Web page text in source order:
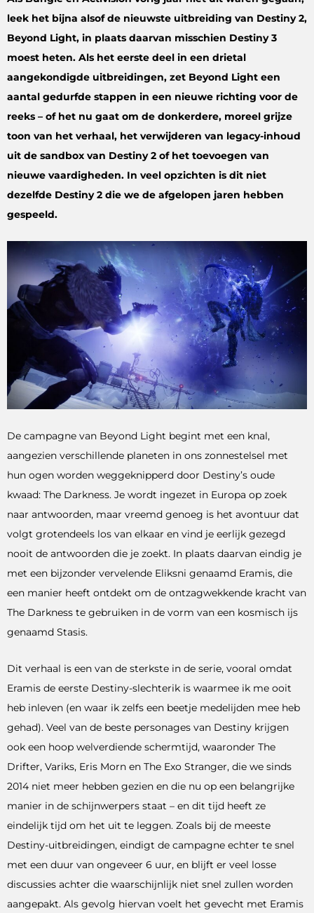
leek het bijna alsof de nieuwste uitbreiding van Destiny 2,
Beyond Light, in plaats daarvan misschien Destiny 3
moest heten. Als het eerste deel in een drietal
aangekondigde uitbreidingen, zet Beyond Light een
aantal gedurfde stappen in een nieuwe richting voor de
reeks – of het nu gaat om de donkerdere, moreel grijze
toon van het verhaal, het verwijderen van legacy-inhoud
uit de sandbox van Destiny 2 of het toevoegen van
nieuwe vaardigheden. In veel opzichten is dit niet
dezelfde Destiny 2 die we de afgelopen jaren hebben
gespeeld.
De campagne van Beyond Light begint met een knal,
aangezien verschillende planeten in ons zonnestelsel met
hun ogen worden weggeknipperd door Destiny’s oude
kwaad: The Darkness. Je wordt ingezet in Europa op zoek
naar antwoorden, maar vreemd genoeg is het avontuur dat
volgt grotendeels los van elkaar en vind je eerlijk gezegd
nooit de antwoorden die je zoekt. In plaats daarvan eindig je
met een bijzonder vervelende Eliksni genaamd Eramis, die
een manier heeft ontdekt om de ontzagwekkende kracht van
The Darkness te gebruiken in de vorm van een kosmisch ijs
genaamd Stasis.
Dit verhaal is een van de sterkste in de serie, vooral omdat
Eramis de eerste Destiny-slechterik is waarmee ik me ooit
heb inleven (en waar ik zelfs een beetje medelijden mee heb
gehad). Veel van de beste personages van Destiny krijgen
ook een hoop welverdiende schermtijd, waaronder The
Drifter, Variks, Eris Morn en The Exo Stranger, die we sinds
2014 niet meer hebben gezien en die nu op een belangrijke
manier in de schijnwerpers staat – en dit tijd heeft ze
eindelijk tijd om het uit te leggen. Zoals bij de meeste
Destiny-uitbreidingen, eindigt de campagne echter te snel
met een duur van ongeveer 6 uur, en blijft er veel losse
discussies achter die waarschijnlijk niet snel zullen worden
aangepakt. Als gevolg hiervan voelt het gevecht met Eramis